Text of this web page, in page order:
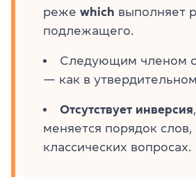
реже which выполняет
подлежащего.
Следующим членом
— как в
Отсутствует инверсия
меняется порядок слов,
классических вопросах.